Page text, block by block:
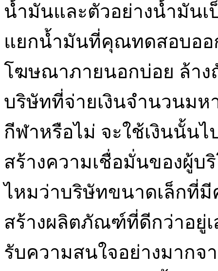
น้ำมันและตัวอย่างน้ำมัน
แยกน้ำมันที่คุณทดสอบออ
โฆษณาภายนอกบ่อย ล้าง
บริษัทที่จ่ายเงินจำนวนมห
กีฬาหรือไม่ จะใช้เงินนั้
สร้างความเชื่อมั่นของผู้บ
ไหมว่าบริษัทขนาดเล็กที่
สร้างผลิตภัณฑ์ที่ดีกว่าอยู่
รับความสนใจอย่างมากจ